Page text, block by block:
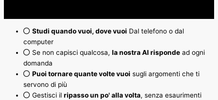
Studi quando vuoi, dove vuoi Dal telefono o dal
computer
Se non capisci qualcosa, la nostra AI risponde ad ogni
domanda
Puoi tornare quante volte vuoi sugli argomenti che ti
servono di più
Gestisci il ripasso un po' alla volta, senza esaurimenti